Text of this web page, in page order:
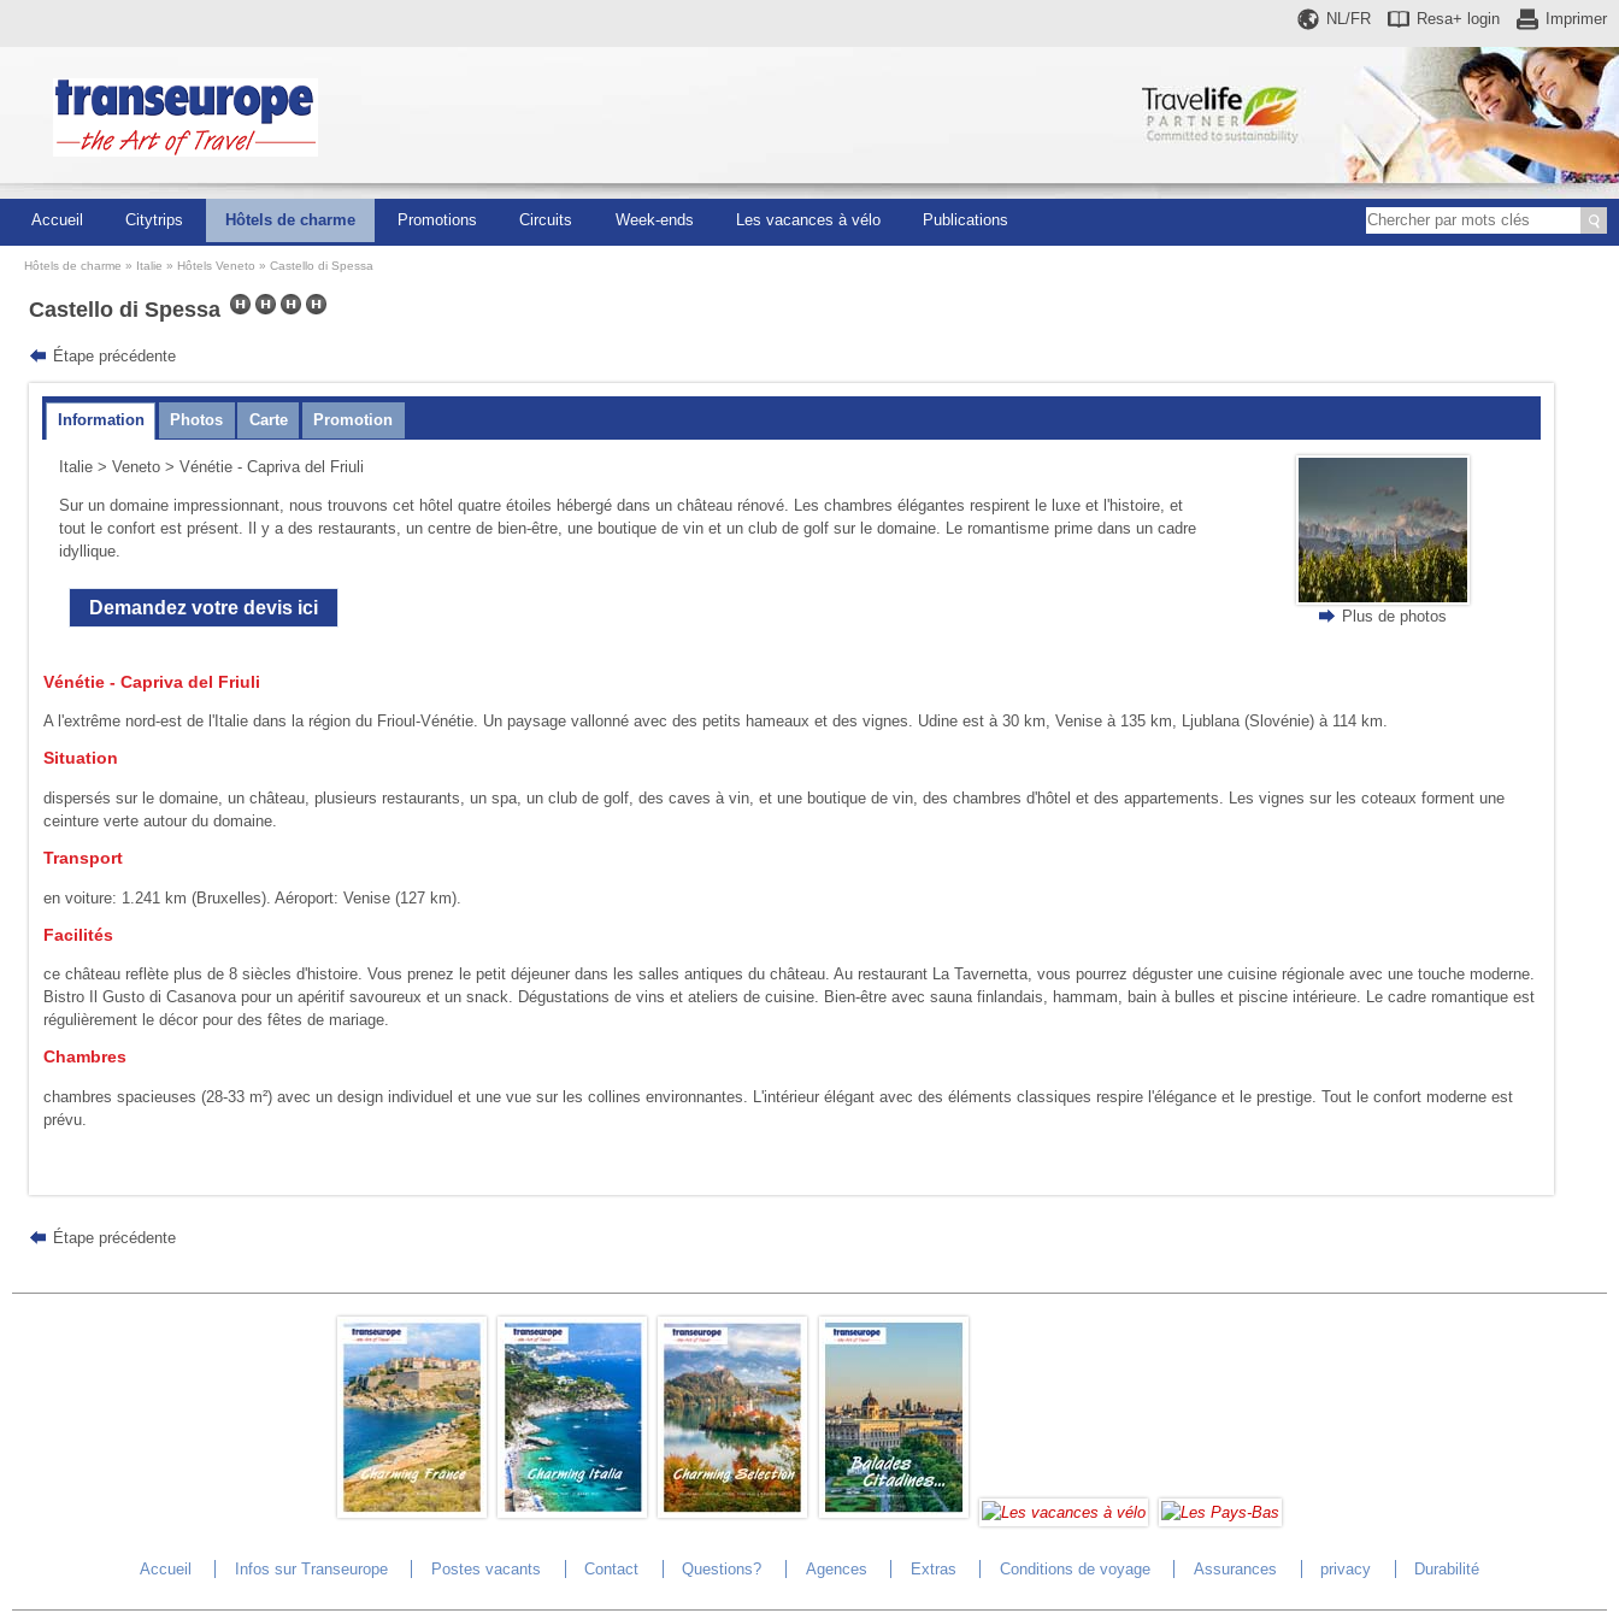
Imprimer
Resa+ login
NL/FR
Accueil Citytrips Hôtels de charme Promotions Circuits Week-ends Les vacances à vélo Publications
Hôtels de charme Italie Hôtels Veneto Castello di Spessa
Castello di Spessa
Étape précédente
Information Photos Carte Promotion
Italie >Veneto > Vénétie - Capriva del Friuli
Sur un domaine impressionnant, nous trouvons cet hôtel quatre étoiles hébergé dans un château rénové. Les chambres élégantes respirent le luxe et l'histoire, et
tout le confort est présent. Il y a des restaurants, un centre de bien-être, une boutique de vin et un club de golf sur le domaine. Le romantisme prime dans un cadre
idyllique.
Demandez votre devis ici Plus de photos
Vénétie - Capriva del Friuli
A l'extrême nord-est de l'Italie dans la région du Frioul-Vénétie. Un paysage vallonné avec des petits hameaux et des vignes. Udine est à 30 km, Venise à 135 km, Ljublana (Slovénie) à 114 km.
Situation
dispersés sur le domaine, un château, plusieurs restaurants, un spa, un club de golf, des caves à vin, et une boutique de vin, des chambres d'hôtel et des appartements. Les vignes sur les coteaux forment une
ceinture verte autour du domaine.
Transport
en voiture: 1.241 km (Bruxelles). Aéroport: Venise (127 km).
Facilités
ce château reflète plus de 8 siècles d'histoire. Vous prenez le petit déjeuner dans les salles antiques du château. Au restaurant La Tavernetta, vous pourrez déguster une cuisine régionale avec une touche moderne.
Bistro Il Gusto di Casanova pour un apéritif savoureux et un snack. Dégustations de vins et ateliers de cuisine. Bien-être avec sauna finlandais, hammam, bain à bulles et piscine intérieure. Le cadre romantique est
régulièrement le décor pour des fêtes de mariage.
Chambres
chambres spacieuses (28-33 m²) avec un design individuel et une vue sur les collines environnantes. L'intérieur élégant avec des éléments classiques respire l'élégance et le prestige. Tout le confort moderne est
prévu.
Étape précédente
Accueil Infos sur Transeurope Postes vacants Contact Questions? Agences Extras Conditions de voyage Assurances privacy Durabilité